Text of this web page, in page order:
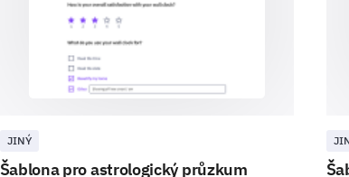
Can you provide a detailed description of a
customer service?
JINÝ
Šablona pro astrologický průzkum